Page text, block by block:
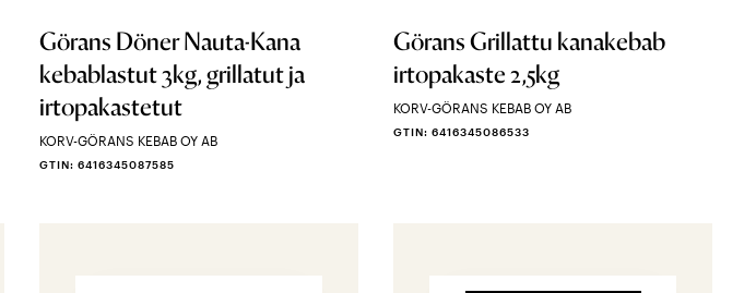
Görans Döner Nauta-Kana
kebablastut 3kg, grillatut ja
irtopakastetut
KORV-GÖRANS KEBAB OY AB
GTIN: 6416345087585
Görans Grillattu kanakebab
irtopakaste 2,5kg
KORV-GÖRANS KEBAB OY AB
GTIN: 6416345086533